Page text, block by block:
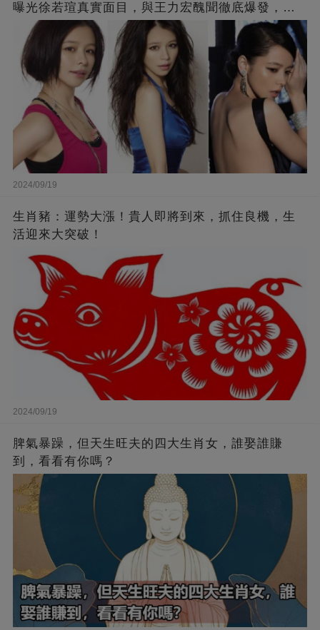
曝光徐若瑄真實面目，與王力宏醜聞徹底爆發，原
來李靚蕾說的都是真的 ！
2024/09/19
生肖豬：運勢大漲！貴人即將到來，抓住良機，生
活迎來大突破！
2024/09/19
脾氣暴躁，但天生旺夫的四大生肖女，誰娶誰賺
到，看看有你嗎？